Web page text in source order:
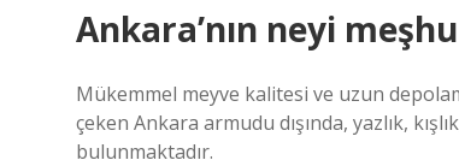
Ankara’nın neyi
Mükemmel meyve kalitesi ve uzun
çeken Ankara armudu dışında, yazlık,
bulunmaktadır.